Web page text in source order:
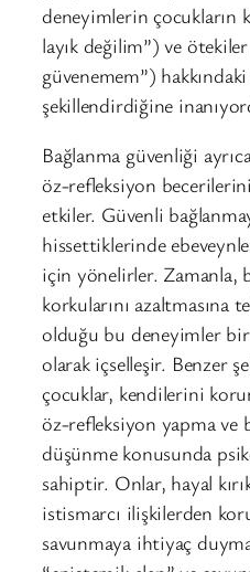
deneyimlerin çocukların
layık değilim”) ve
güvenemem”)
şekillendirdiğine
Bağlanma güvenliği
öz-refleksiyon
etkiler. Güvenli
hissettiklerinde
için yönelirler. Zamanla,
korkularını azaltmasına
olduğu bu deneyimler
olarak içselleşir. Benzer
çocuklar, kendilerini
öz-refleksiyon yapma ve
düşünme konusunda
sahiptir. Onlar, hayal
istismarcı ilişkilerden
savunmaya ihtiyaç